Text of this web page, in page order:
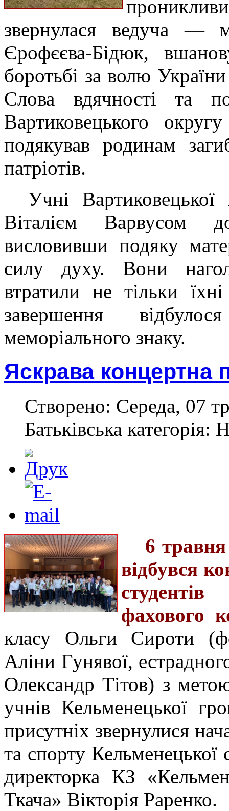
звернулася ведуча —
Єрофєєва-Бідюк,
боротьбі за волю
Слова вдячності та
Вартиковецького
подякував родинам
патріотів.
Учні Вартиковецької
Віталієм Варвусом
висловивши подяку
силу духу. Вони
втратили не тільки
завершення
меморіального знаку.
Яскрава концертна
Створено: Середа, 07
Батьківська категорія:
6
відбувся
фахового
класу Ольги Сироти
Аліни Гунявої,
Олександр Тітов) з
учнів Кельменецької
присутніх звернулися
та спорту
директорка КЗ
Ткача» Вікторія Раренко.